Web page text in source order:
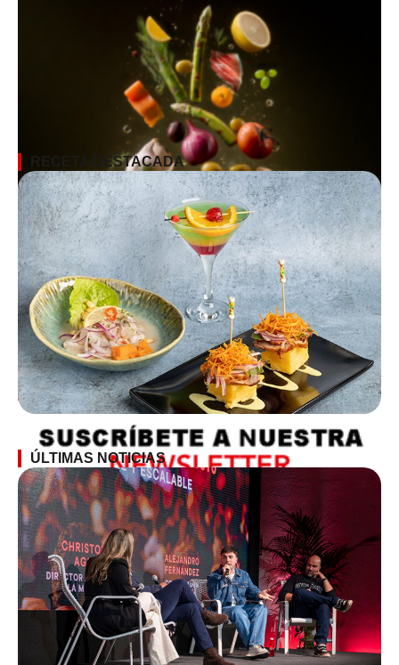
SUSCRÍBETE A LA NEWSLETTER
RECETA DESTACADA
ÚLTIMAS NOTICIAS